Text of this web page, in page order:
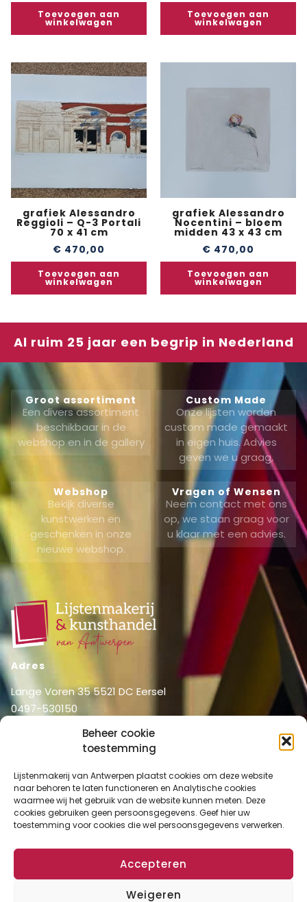
Beheer cookie
toestemming
Lijstenmakerij van Antwerpen plaatst cookies om deze website
naar behoren te laten functioneren en Analytische cookies
waarmee wij het gebruik van de website kunnen meten. Deze
cookies gebruiken geen persoonsgegevens. Geef hier uw
toestemming voor cookies die wel persoonsgegevens verwerken.
Accepteren
Weigeren
Toevoegen aan
winkelwagen
Toevoegen aan
winkelwagen
grafiek Alessandro
Reggioli – Q-3 Portali
70 x 41 cm
€ 470,00
Toevoegen aan
winkelwagen
grafiek Alessandro
Nocentini – bloem
midden 43 x 43 cm
€ 470,00
Toevoegen aan
winkelwagen
Al ruim 25 jaar een begrip in Nederland
Groot assortiment
Een divers assortiment
beschikbaar in de
webshop en in de gallery
Custom Made
Onze lijsten worden
custom made gemaakt
in eigen huis. Advies
geven we u graag,
Webshop
Bekijk diverse
kunstwerken en
geschenken in onze
nieuwe webshop.
Vragen of Wensen
Neem contact met ons
op, we staan graag voor
u klaar met een advies.
Adres
Lange Voren 35 5521 DC Eersel
0497-530150
info@lijstenmakerij vanantwerpen.nl
Home
Over ons
Diensten
Shop
Shop
Mijn account
Winkelmand
Checkout